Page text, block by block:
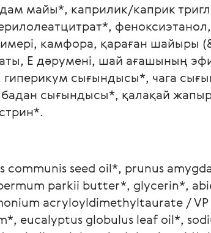
майы*, каприлик/каприк
камфора, қараған шайыры
Е дәрумені, шай ағашының
гиперикум сығындысы*, чага
сығындысы*, қалақай
communis seed oil*, prunus
parkii butter*, glycerin*,
acryloyldimethyltaurate /
eucalyptus globulus leaf oil*,